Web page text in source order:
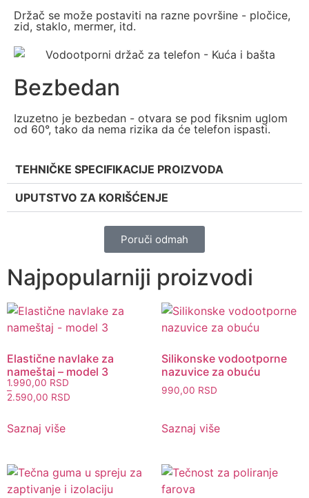
Držač se može postaviti na razne površine - pločice,
zid, staklo, mermer, itd.
Bezbedan
Izuzetno je bezbedan - otvara se pod fiksnim uglom
od 60°, tako da nema rizika da će telefon ispasti.
TEHNIČKE SPECIFIKACIJE PROIZVODA
UPUTSTVO ZA KORIŠĆENJE
Poruči odmah
Najpopularniji proizvodi
Elastične navlake za
nameštaj – model 3
1.990,00 RSD
–
2.590,00 RSD
Saznaj više
Silikonske vodootporne
nazuvice za obuću
990,00 RSD
Saznaj više